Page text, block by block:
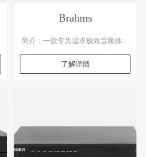
Brahms
简介：一款专为追求极致音频体验
而打造的HIFI界面产品。集成了先
信号噪声比，让声音纯净通透，毫
了解详情